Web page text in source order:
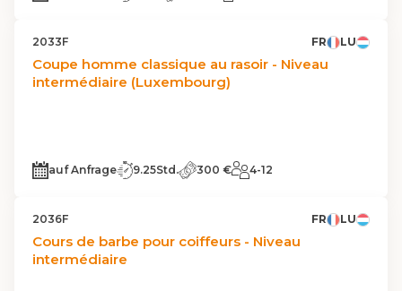
2033F FR LU
Coupe homme classique au rasoir - Niveau
intermédiaire (Luxembourg)
auf Anfrage 9.25Std. 300 € 4-12
2036F FR LU
Cours de barbe pour coiffeurs - Niveau
intermédiaire